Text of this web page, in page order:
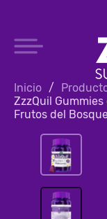
Inicio /
ZzzQuil
Frutos del